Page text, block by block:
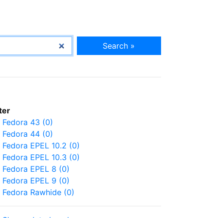
Search »
Fedora 43 (0)
Fedora 44 (0)
Fedora EPEL 10.2 (0)
Fedora EPEL 10.3 (0)
Fedora EPEL 8 (0)
Fedora EPEL 9 (0)
Fedora Rawhide (0)